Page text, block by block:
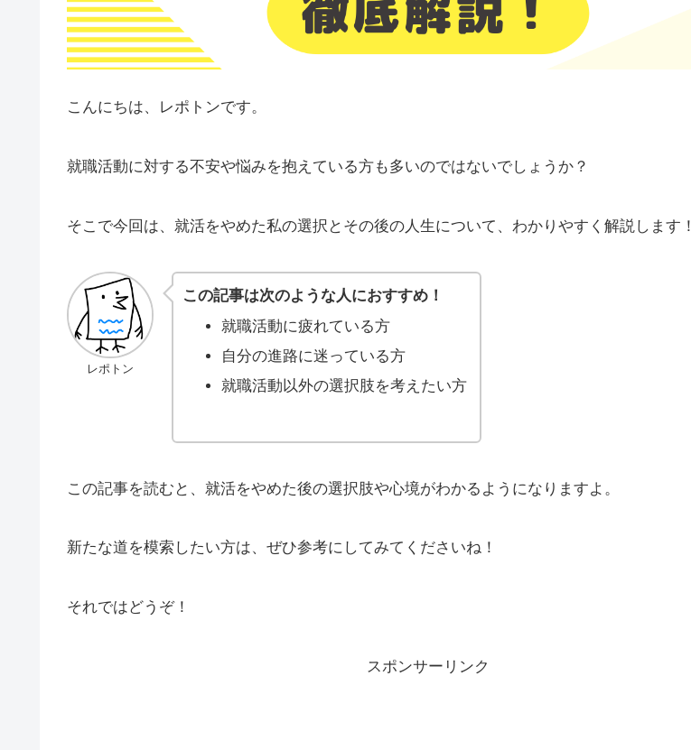
こんにちは、レポトンです。
就職活動に対する不安や悩みを抱えている方も多いのではないでしょうか？
そこで今回は、就活をやめた私の選択とその後の人生について、わかりやすく解説します！
レポトン
この記事は次のような人におすすめ！
就職活動に疲れている方
自分の進路に迷っている方
就職活動以外の選択肢を考えたい方
この記事を読むと、就活をやめた後の選択肢や心境がわかるようになりますよ。
新たな道を模索したい方は、ぜひ参考にしてみてくださいね！
それではどうぞ！
スポンサーリンク